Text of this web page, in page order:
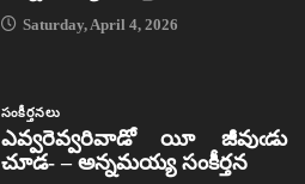
Saturday, April 4, 2026
సంకీర్తనలు
ఎవ్వరెవ్వరివాడో యీ జీవుఁడు
చూడ- – అన్నమయ్య సంకీర్తన